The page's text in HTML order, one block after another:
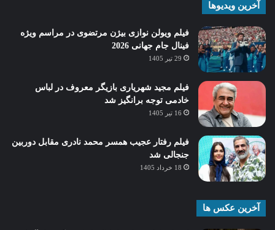
آخرین ویدیوها
فیلم ویولن نوازی بیژن مرتضوی در مراسم ویژه
فینال جام جهانی 2026
29 تیر 1405
فیلم مجید شهریاری بازیگر معروف در لباس
خادمی توجه برانگیز شد
16 تیر 1405
فیلم رفتار عجیب همسر محمد نادری مقابل دوربین
جنجالی شد
18 خرداد 1405
آخرین عکس ها